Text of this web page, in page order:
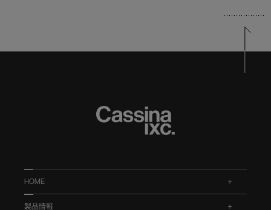
HOME
製品情報